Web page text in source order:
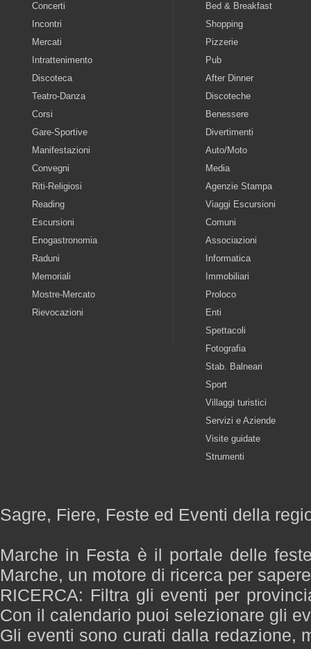
Concerti
Incontri
Mercati
Intrattenimento
Discoteca
Teatro-Danza
Corsi
Gare-Sportive
Manifestazioni
Convegni
Riti-Religiosi
Reading
Escursioni
Enogastronomia
Raduni
Memoriali
Mostre-Mercato
Rievocazioni
Bed & Breakfast
Shopping
Pizzerie
Pub
After Dinner
Discoteche
Benessere
Divertimenti
Auto/Moto
Media
Agenzie Stampa
Viaggi Escursioni
Comuni
Associazioni
Informatica
Immobiliari
Proloco
Enti
Spettacoli
Fotografia
Stab. Balneari
Sport
Villaggi turistici
Servizi e Aziende
Visite guidate
Strumenti
Sagre, Fiere, Feste ed Eventi della
Marche in Festa è il portale delle
Marche, un motore di ricerca per
RICERCA: Filtra gli eventi per
Con il calendario puoi selezionare gli
Gli eventi sono curati dalla redazione,